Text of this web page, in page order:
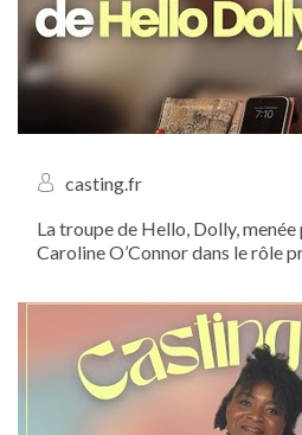
casting.fr
La troupe de Hello, Dolly,
Caroline O’Connor dans le rôle